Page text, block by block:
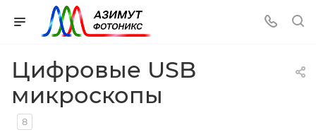
Цифровые USB
микроскопы
8